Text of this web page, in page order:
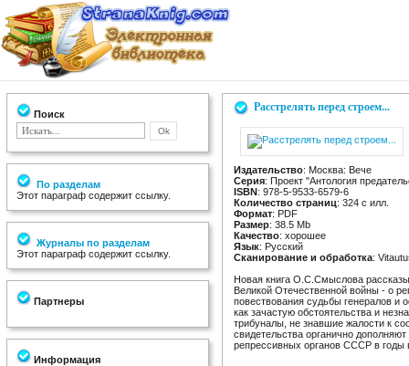
Поиск
По разделам
Этот параграф содержит ссылку.
Журналы по разделам
Этот параграф содержит ссылку.
Партнеры
Информация
Расстрелять перед строем...
Издательство: Москва: Вече
Серия: Проект "Антология
ISBN: 978-5-9533-6579-6
Количество страниц: 324 с илл.
Формат: PDF
Размер: 38.5 Mb
Качество: хорошее
Язык: Русский
Сканирование и обработка:
Новая книга О.С.Смыслова
Великой Отечественной войны - о
повествования судьбы генералов и
как зачастую обстоятельства и
трибуналы, не знавшие жалости к
свидетельства органично
репрессивных органов СССР в годы